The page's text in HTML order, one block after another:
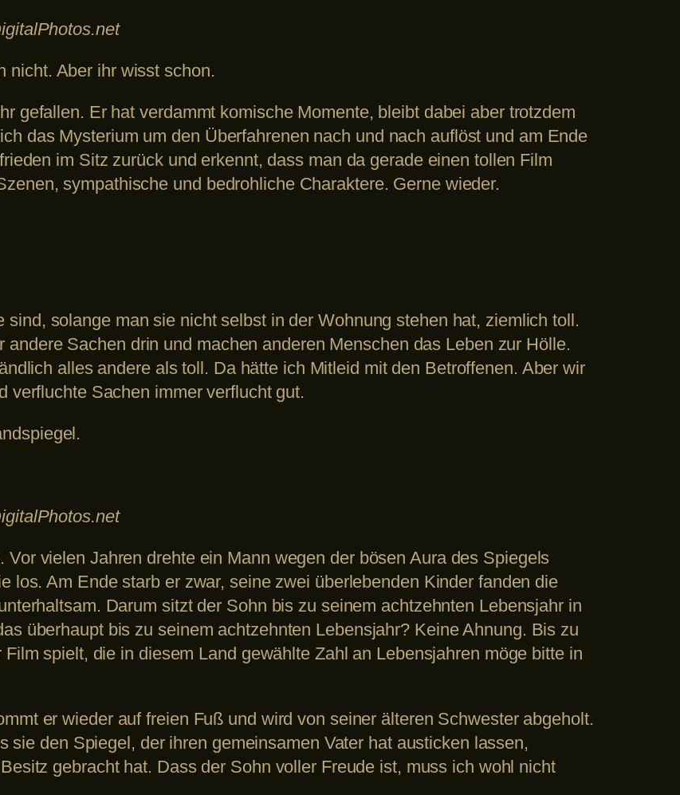
nicht. Aber ihr wisst schon.
gefallen. Er hat verdammt komische Momente, bleibt dabei aber trotzdem
das Mysterium um den Überfahrenen nach und nach auflöst und am Ende
im Sitz zurück und erkennt, dass man da gerade einen tollen Film
sympathische und bedrohliche Charaktere. Gerne wieder.
solange man sie nicht selbst in der Wohnung stehen hat, ziemlich toll.
Sachen drin und machen anderen Menschen das Leben zur Hölle.
alles andere als toll. Da hätte ich Mitleid mit den Betroffenen. Aber wir
verfluchte Sachen immer verflucht gut.
vielen Jahren drehte ein Mann wegen der bösen Aura des Spiegels
los. Am Ende starb er zwar, seine zwei überlebenden Kinder fanden die
Darum sitzt der Sohn bis zu seinem achtzehnten Lebensjahr in
überhaupt bis zu seinem achtzehnten Lebensjahr? Keine Ahnung. Bis zu
spielt, die in diesem Land gewählte Zahl an Lebensjahren möge bitte in
er wieder auf freien Fuß und wird von seiner älteren Schwester abgeholt.
sie den Spiegel, der ihren gemeinsamen Vater hat austicken lassen,
gebracht hat. Dass der Sohn voller Freude ist, muss ich wohl nicht